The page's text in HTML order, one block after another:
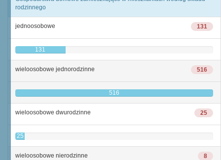
rodzinnego
131
jednoosobowe
131
516
wieloosobowe jednorodzinne
516
25
wieloosobowe dwurodzinne
25
8
wieloosobowe nierodzinne